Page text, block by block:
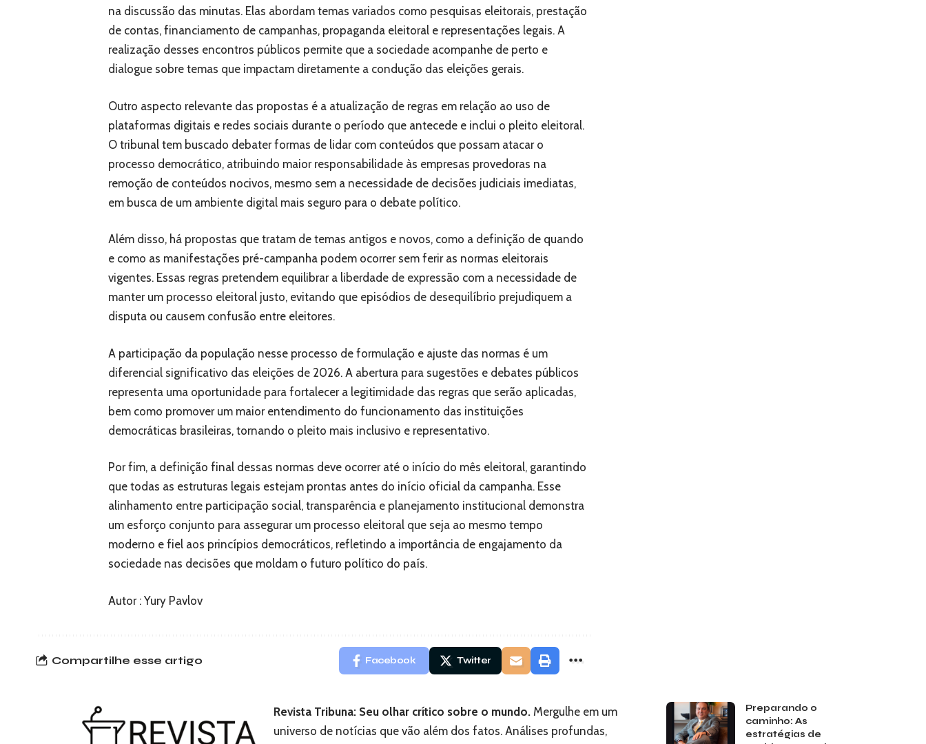
na discussão das minutas. Elas abordam temas variados como pesquisas eleitorais, prestação
de contas, financiamento de campanhas, propaganda eleitoral e representações legais. A
realização desses encontros públicos permite que a sociedade acompanhe de perto e
dialogue sobre temas que impactam diretamente a condução das eleições gerais.
Outro aspecto relevante das propostas é a atualização de regras em relação ao uso de
plataformas digitais e redes sociais durante o período que antecede e inclui o pleito eleitoral.
O tribunal tem buscado debater formas de lidar com conteúdos que possam atacar o
processo democrático, atribuindo maior responsabilidade às empresas provedoras na
remoção de conteúdos nocivos, mesmo sem a necessidade de decisões judiciais imediatas,
em busca de um ambiente digital mais seguro para o debate político.
Além disso, há propostas que tratam de temas antigos e novos, como a definição de quando
e como as manifestações pré-campanha podem ocorrer sem ferir as normas eleitorais
vigentes. Essas regras pretendem equilibrar a liberdade de expressão com a necessidade de
manter um processo eleitoral justo, evitando que episódios de desequilíbrio prejudiquem a
disputa ou causem confusão entre eleitores.
A participação da população nesse processo de formulação e ajuste das normas é um
diferencial significativo das eleições de 2026. A abertura para sugestões e debates públicos
representa uma oportunidade para fortalecer a legitimidade das regras que serão aplicadas,
bem como promover um maior entendimento do funcionamento das instituições
democráticas brasileiras, tornando o pleito mais inclusivo e representativo.
Por fim, a definição final dessas normas deve ocorrer até o início do mês eleitoral, garantindo
que todas as estruturas legais estejam prontas antes do início oficial da campanha. Esse
alinhamento entre participação social, transparência e planejamento institucional demonstra
um esforço conjunto para assegurar um processo eleitoral que seja ao mesmo tempo
moderno e fiel aos princípios democráticos, refletindo a importância de engajamento da
sociedade nas decisões que moldam o futuro político do país.
Autor : Yury Pavlov
Compartilhe esse artigo Facebook Twitter
Revista Tribuna: Seu olhar crítico sobre o mundo. Mergulhe em um
universo de notícias que vão além dos fatos. Análises profundas,
Preparando o
caminho: As
estratégias de